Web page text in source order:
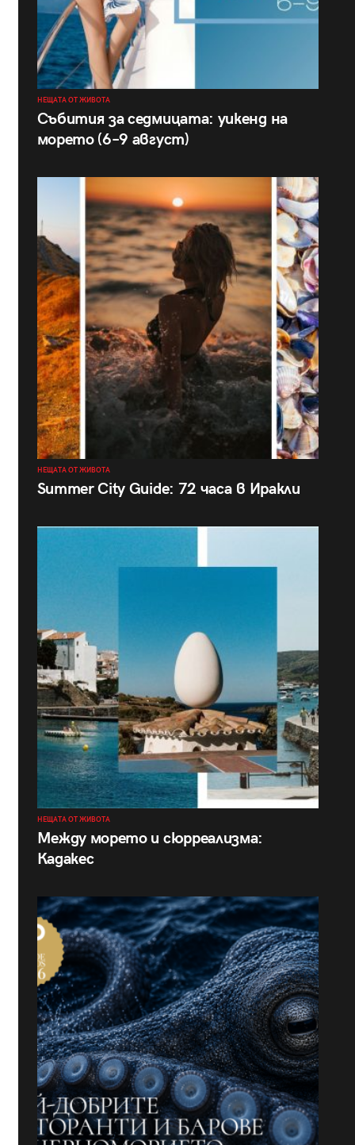
НЕЩАТА ОТ ЖИВОТА
Събития за седмицата: уикенд на
морето (6–9 август)
НЕЩАТА ОТ ЖИВОТА
Summer City Guide: 72 часа в Иракли
НЕЩАТА ОТ ЖИВОТА
Между морето и сюрреализма:
Кадакес